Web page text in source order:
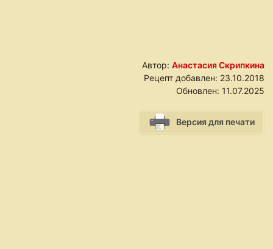
Автор: Анастасия Скрипкина
Рецепт добавлен: 23.10.2018
Обновлен: 11.07.2025
Версия для печати